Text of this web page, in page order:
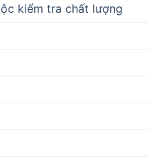
kiểm tra chất lượng